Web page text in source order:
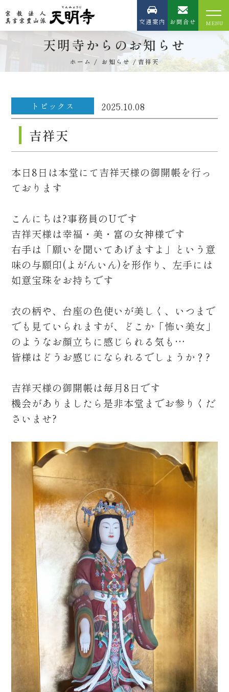
交通案内 お問合せ
天明寺からのお知らせ
ホーム お知らせ 吉祥天
トピックス 2025.10.08
吉祥天
本日8日は本堂にて吉祥天様の御開帳を行っ
ております
こんにちは?事務員のUです
吉祥天様は幸福・美・富の女神様です
右手は「願いを聞いてあげますよ」という意
味の与願印(よがんいん)を形作り、左手には
如意宝珠をお持ちです
衣の柄や、台座の色使いが美しく、いつまで
でも見ていられますが、どこか「怖い美女」
のようなお顔立ちに感じられる気も…
皆様はどうお感じになられるでしょうか？?
吉祥天様の御開帳は毎月8日です
機会がありましたら是非本堂までお参りくだ
さいませ?